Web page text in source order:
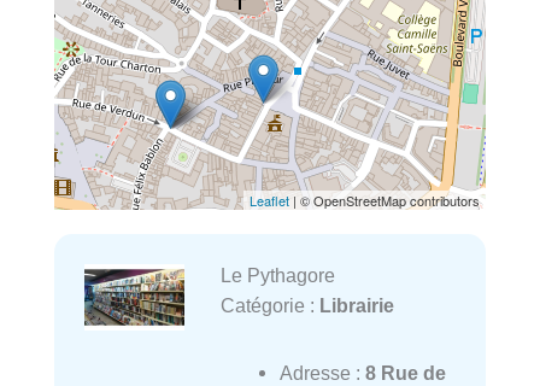
Leaflet | © OpenStreetMap contributors
Le Pythagore
Catégorie : Librairie
Adresse : 8 Rue de